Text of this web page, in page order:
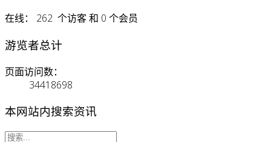
在线： 262 个访客 和 0 个会员
游览者总计
页面访问数：
34418698
本网站内搜索资讯